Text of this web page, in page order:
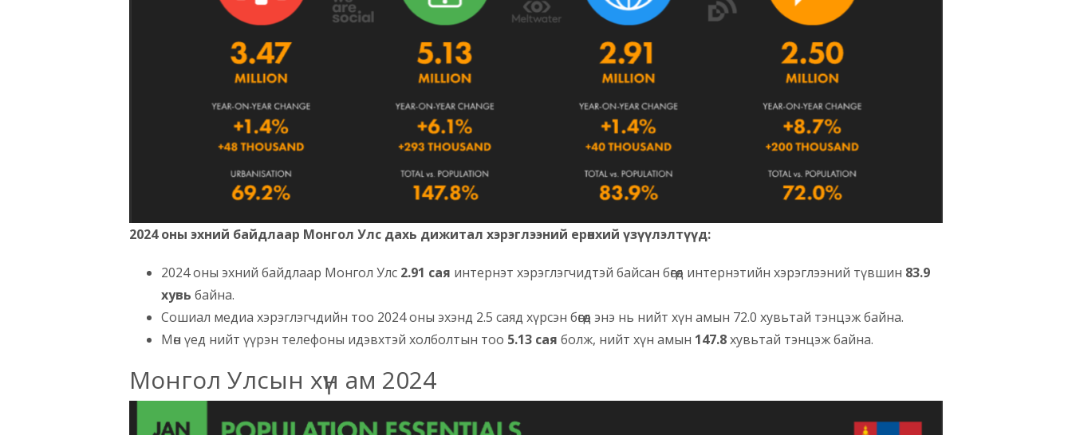
2024 оны эхний байдлаар Монгол Улс дахь дижитал хэрэглээний ерөнхий үзүүлэлтүүд:
2024 оны эхний байдлаар Монгол Улс 2.91 сая интернэт хэрэглэгчидтэй байсан бөгөөд интернэтийн хэрэглээний түвшин 83.9
хувь байна.
Сошиал медиа хэрэглэгчдийн тоо 2024 оны эхэнд 2.5 саяд хүрсэн бөгөөд энэ нь нийт хүн амын 72.0 хувьтай тэнцэж байна.
Мөн үед нийт үүрэн телефоны идэвхтэй холболтын тоо 5.13 сая болж, нийт хүн амын 147.8хувьтай тэнцэж байна.
Монгол Улсын хүн ам 2024